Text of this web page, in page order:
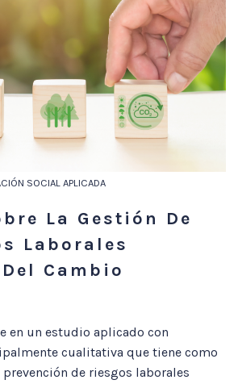
SOCIAL APLICADA
La Gestión De
Laborales
Cambio
en un estudio aplicado con
cualitativa que tiene como
de riesgos laborales